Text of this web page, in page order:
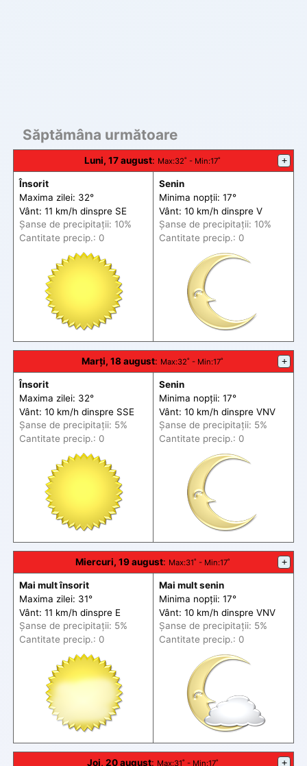
Săptămâna următoare
Luni, 17 august: Max:32˚ - Min:17˚ +
Însorit
Maxima zilei: 32°
Vânt: 11 km/h dinspre SE
Șanse de precipitații: 10%
Cantitate precip.: 0
Senin
Minima nopții: 17°
Vânt: 10 km/h dinspre V
Șanse de precipitații: 10%
Cantitate precip.: 0
Marți, 18 august: Max:32˚ - Min:17˚ +
Însorit
Maxima zilei: 32°
Vânt: 10 km/h dinspre SSE
Șanse de precipitații: 5%
Cantitate precip.: 0
Senin
Minima nopții: 17°
Vânt: 10 km/h dinspre VNV
Șanse de precipitații: 5%
Cantitate precip.: 0
Miercuri, 19 august: Max:31˚ - Min:17˚ +
Mai mult însorit
Maxima zilei: 31°
Vânt: 11 km/h dinspre E
Șanse de precipitații: 5%
Cantitate precip.: 0
Mai mult senin
Minima nopții: 17°
Vânt: 10 km/h dinspre VNV
Șanse de precipitații: 5%
Cantitate precip.: 0
Joi, 20 august: Max:31˚ - Min:17˚ +